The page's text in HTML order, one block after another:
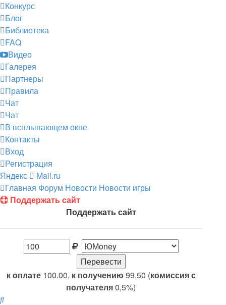
Конкурс
Блог
Библиотека
FAQ
Видео
Галерея
Партнеры
Правила
Чат
Чат
В всплывающем окне
Контакты
Вход
Регистрация
Яндекс
Mail.ru
Главная Форум Новости Новости игры
Поддержать сайт
Поддержать сайт
к оплате100.00, к получению 99.50 (комиссия с
получателя0,5%)
Поиск